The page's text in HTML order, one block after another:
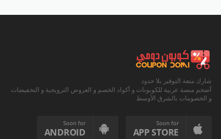
شارك متعة التوفير بلا حدود
أضخم منصة عربية للكوبونات و أكواد الخصم و العروض الترويجية و التخفيضات
و الخصومات بالشرق الأوسط
Soon for
APP STORE
Soon for
ANDROID